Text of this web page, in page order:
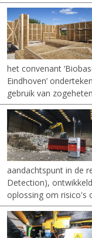
het convenant
Eindhoven’
gebruik van
aandachtspunt in de
Detection),
oplossing om risico's